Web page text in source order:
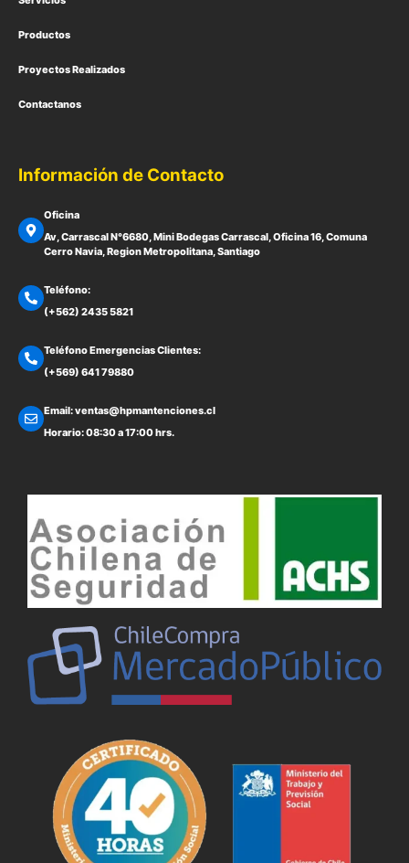
Productos
Proyectos Realizados
Contactanos
Información de Contacto
Oficina
Av, Carrascal N°6680, Mini Bodegas Carrascal, Oficina 16, Comuna
Cerro Navia, Region Metropolitana, Santiago
Teléfono:
(+562) 2435 5821
Teléfono Emergencias Clientes:
(+569) 641 79880
Email: ventas@hpmantenciones.cl
Horario: 08:30 a 17:00 hrs.